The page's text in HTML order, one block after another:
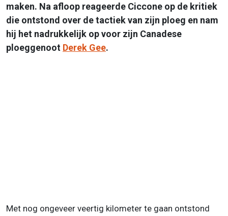
maken. Na afloop reageerde Ciccone op de kritiek
die ontstond over de tactiek van zijn ploeg en nam
hij het nadrukkelijk op voor zijn Canadese
ploeggenoot Derek Gee.
Met nog ongeveer veertig kilometer te gaan ontstond